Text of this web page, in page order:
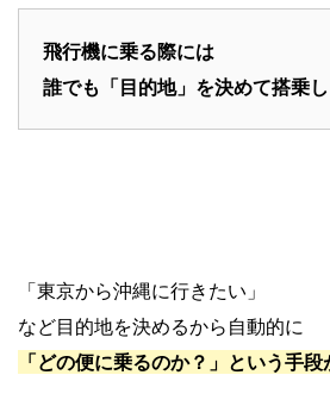
飛行機に乗る際には
誰でも「目的地」を決めて搭乗
「東京から沖縄に行きたい」
など目的地を決めるから自動的に
「どの便に乗るのか？」という手段